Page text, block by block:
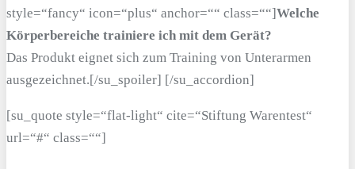
style=“fancy“ icon=“plus“ anchor=““ class=““]Welche
Körperbereiche trainiere ich mit dem Gerät?
Das Produkt eignet sich zum Training von Unterarmen
ausgezeichnet.[/su_spoiler] [/su_accordion]
[su_quote style=“flat-light“ cite=“Stiftung Warentest“
url=“#“ class=““]